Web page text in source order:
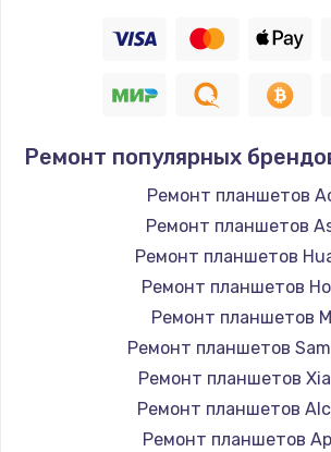
Настройка Wi-Fi
Заказать
Замена шим-
3900 руб.
Заказать
1200 руб.
Заказать
Установка
950 руб.
Ремонт популярных
Ремонт планшетов
Ремонт планшетов
Ремонт планшетов
Ремонт планшетов
Ремонт планшетов
Ремонт планшетов
Ремонт планшетов
Ремонт планшетов
Ремонт планшетов